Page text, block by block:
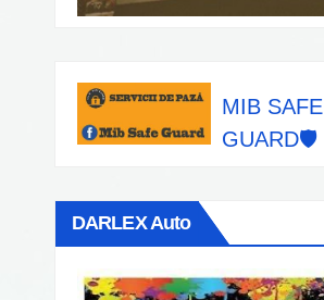
MIB SAFE
GUARD🛡️
DARLEX Auto